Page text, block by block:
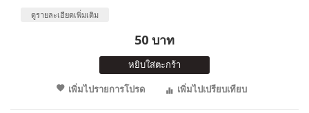
ดูรายละเอียดเพิ่มเติม
50 บาท
หยิบใส่ตะกร้า
เพิ่มไปรายการโปรด
เพิ่มไปเปรียบเทียบ